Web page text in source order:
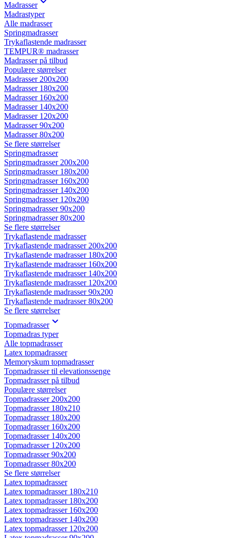
Madrasser
Madrastyper
Alle madrasser
Springmadrasser
Trykaflastende madrasser
TEMPUR® madrasser
Madrasser på tilbud
Populære størrelser
Madrasser 200x200
Madrasser 180x200
Madrasser 160x200
Madrasser 140x200
Madrasser 120x200
Madrasser 90x200
Madrasser 80x200
Se flere størrelser
Springmadrasser
Springmadrasser 200x200
Springmadrasser 180x200
Springmadrasser 160x200
Springmadrasser 140x200
Springmadrasser 120x200
Springmadrasser 90x200
Springmadrasser 80x200
Se flere størrelser
Trykaflastende madrasser
Trykaflastende madrasser 200x200
Trykaflastende madrasser 180x200
Trykaflastende madrasser 160x200
Trykaflastende madrasser 140x200
Trykaflastende madrasser 120x200
Trykaflastende madrasser 90x200
Trykaflastende madrasser 80x200
Se flere størrelser
Topmadrasser
Topmadras typer
Alle topmadrasser
Latex topmadrasser
Memoryskum topmadrasser
Topmadrasser til elevationssenge
Topmadrasser på tilbud
Populære størrelser
Topmadrasser 200x200
Topmadrasser 180x210
Topmadrasser 180x200
Topmadrasser 160x200
Topmadrasser 140x200
Topmadrasser 120x200
Topmadrasser 90x200
Topmadrasser 80x200
Se flere størrelser
Latex topmadrasser
Latex topmadrasser 180x210
Latex topmadrasser 180x200
Latex topmadrasser 160x200
Latex topmadrasser 140x200
Latex topmadrasser 120x200